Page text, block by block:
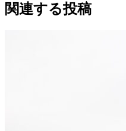
関連する投稿